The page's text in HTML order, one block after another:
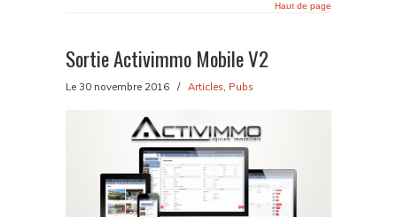
Haut de page
Sortie Activimmo Mobile V2
Le 30 novembre 2016 / Articles, Pubs